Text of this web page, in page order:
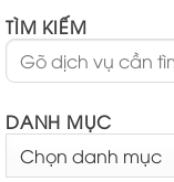
TÌM KIẾM
DANH MỤC
MỤC